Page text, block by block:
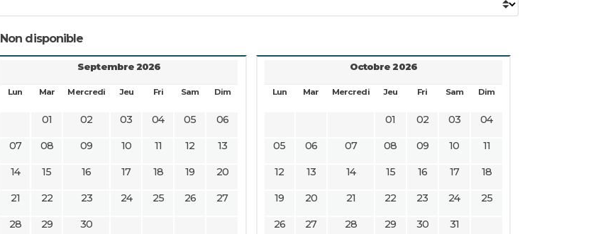
Non disponible
Septembre 2026
Lun Mar Mercredi Jeu Fri Sam Dim
01 02 03 04 05 06
07 08 09 10 11 12 13
14 15 16 17 18 19 20
21 22 23 24 25 26 27
28 29 30
Octobre 2026
Lun Mar Mercredi Jeu Fri Sam Dim
01 02 03 04
05 06 07 08 09 10 11
12 13 14 15 16 17 18
19 20 21 22 23 24 25
26 27 28 29 30 31